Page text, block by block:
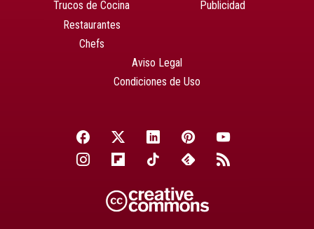
Trucos de Cocina
Restaurantes
Chefs
Publicidad
Aviso Legal
Condiciones de Uso